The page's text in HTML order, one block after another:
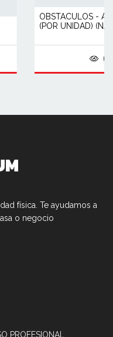
OBSTACULOS -
(POR UNIDAD)
física. Te ayudamos a
o negocio
PROFESIONAL